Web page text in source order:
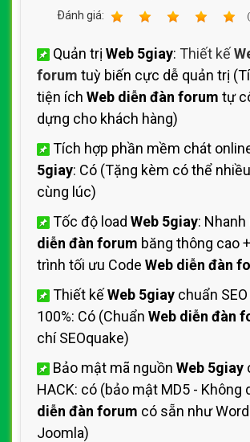
Ðánh giá:
(
Quản trị Web 5giay: Thiết kế
forum tuỳ biến cực dễ quản trị
tiện ích Web diễn đàn forum tự
dựng cho khách hàng)
Tích hợp phần mềm chát
5giay: Có (Tặng kèm có thể
cùng lúc)
Tốc độ load Web 5giay:
diễn đàn forum băng thông cao
trình tối ưu Code Web diễn đàn
Thiết kếWeb 5giay chuẩn
100%: Có (Chuẩn Web diễn đàn
chí SEOquake)
Bảo mật mã nguồn Web 5giay
HACK: có (bảo mật MD5 - Không
diễn đàn forum có sẵn như
Joomla)